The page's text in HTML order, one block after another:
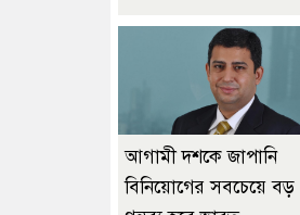
আগামী দশকে জাপানি
বিনিয়োগের সবচেয়ে বড়